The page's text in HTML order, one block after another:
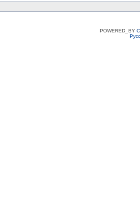
POWERED_BY